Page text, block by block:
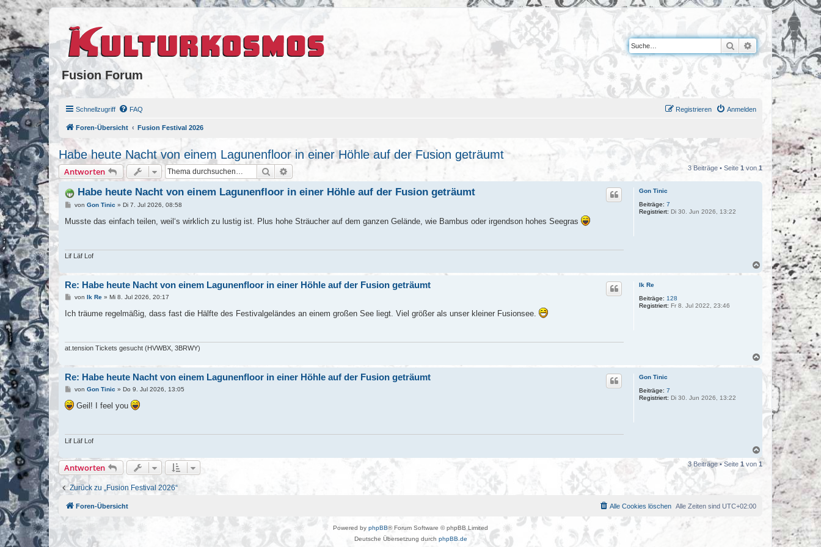
Fusion Forum
Suche Erweiterte Suche
Schnellzugriff FAQ Anmelden
Registrieren
Foren-Übersicht Fusion Festival 2026
Habe heute Nacht von einem Lagunenfloor in einer Höhle auf der Fusion geträumt
Antworten Suche Erweiterte Suche 3 Beiträge • Seite 1 von 1
Gon Tinic
Beiträge: 7
Registriert: Di 30. Jun 2026, 13:22
Habe heute Nacht von einem Lagunenfloor in einer Höhle auf der Fusion geträumt
B
i
t
von Gon Tinic » Di 7. Jul 2026, 08:58
Musste das einfach teilen, weil‘s wirklich zu lustig ist. Plus hohe Sträucher auf dem ganzen Gelände, wie Bambus oder irgendson hohes Seegras
Lif Läf Lof
N
a
h
Ik Re
Beiträge: 128
Registriert: Fr 8. Jul 2022, 23:46
Re: Habe heute Nacht von einem Lagunenfloor in einer Höhle auf der Fusion geträumt
B
i
t
von Ik Re» Mi 8. Jul 2026, 20:17
Ich träume regelmäßig, dass fast die Hälfte des Festivalgeländes an einem großen See liegt. Viel größer als unser kleiner Fusionsee.
at.tension Tickets gesucht (HVWBX, 3BRWY)
h
n
Gon Tinic
Beiträge: 7
Registriert: Di 30. Jun 2026, 13:22
Re: Habe heute Nacht von einem Lagunenfloor in einer Höhle auf der Fusion geträumt
B
i
t
von Gon Tinic » Do 9. Jul 2026, 13:05
Geil! I feel you
Lif Läf Lof
a
c
Antworten 3 Beiträge • Seite 1 von 1
Zurück zu „Fusion Festival 2026“
Foren-Übersicht Alle Zeiten sind UTC+02:00
Alle Cookies löschen
Powered by phpBB® Forum Software © phpBB Limited
Deutsche Übersetzung durch phpBB.de